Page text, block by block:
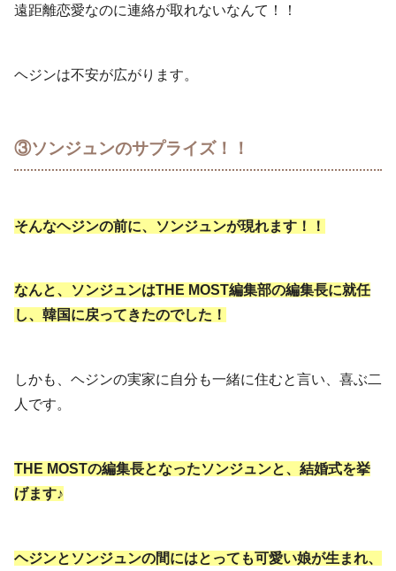
遠距離恋愛なのに連絡が取れないなんて！！
ヘジンは不安が広がります。
③ソンジュンのサプライズ！！
そんなヘジンの前に、ソンジュンが現れます！！
なんと、ソンジュンはTHE MOST編集部の編集長に就任
し、韓国に戻ってきたのでした！
しかも、ヘジンの実家に自分も一緒に住むと言い、喜ぶ二
人です。
THE MOSTの編集長となったソンジュンと、結婚式を挙
げます♪
ヘジンとソンジュンの間にはとっても可愛い娘が生まれ、